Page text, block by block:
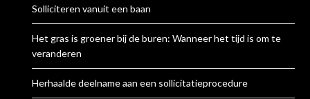
Solliciteren vanuit een baan
Het gras is groener bij de buren: Wanneer het tijd is om te
veranderen
Herhaalde deelname aan een sollicitatieprocedure